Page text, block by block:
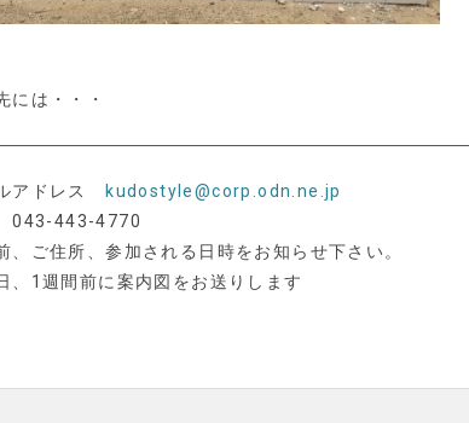
には・・・
アドレス
kudostyle@corp.odn.ne.jp
043-443-4770
、ご住所、参加される日時をお知らせ下さい。
、1週間前に案内図をお送りします